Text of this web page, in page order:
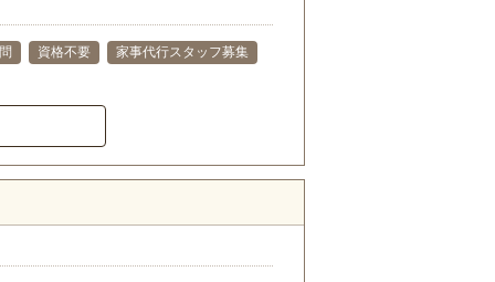
資格不要
家事代行スタッフ募集